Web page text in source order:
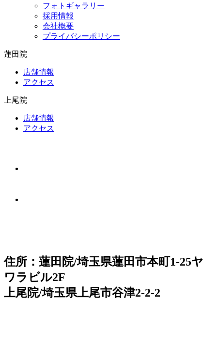
フォトギャラリー
採用情報
会社概要
プライバシーポリシー
蓮田院
店舗情報
アクセス
上尾院
店舗情報
アクセス
住所：蓮田院/埼玉県蓮田市本町1-25ヤ
ワラビル2F
上尾院/埼玉県上尾市谷津2-2-2